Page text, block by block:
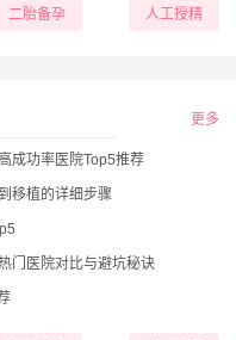
二胎备孕 人工授精
更多
成功率医院Top5推荐
移植的详细步骤
门医院对比与避坑秘诀